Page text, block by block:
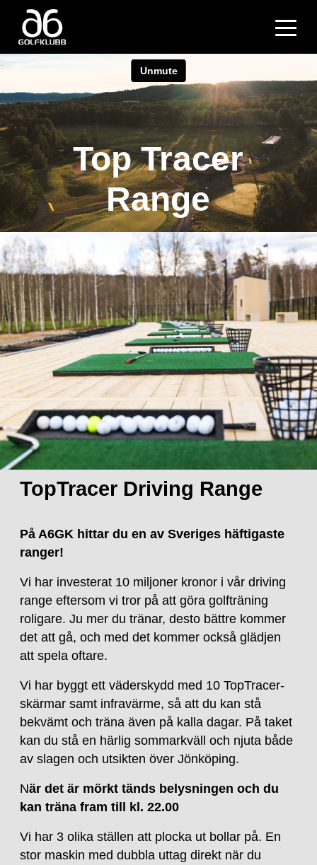
Top Tracer
Range
TopTracer Driving Range
På A6GK hittar du en av Sveriges häftigaste
ranger!
Vi har investerat 10 miljoner kronor i vår driving
range eftersom vi tror på att göra golfträning
roligare. Ju mer du tränar, desto bättre kommer
det att gå, och med det kommer också glädjen
att spela oftare.
Vi har byggt ett väderskydd med 10 TopTracer-
skärmar samt infravärme, så att du kan stå
bekvämt och träna även på kalla dagar. På taket
kan du stå en härlig sommarkväll och njuta både
av slagen och utsikten över Jönköping.
När det är mörkt tänds belysningen och du
kan träna fram till kl. 22.00
Vi har 3 olika ställen att plocka ut bollar på. En
stor maskin med dubbla uttag direkt när du